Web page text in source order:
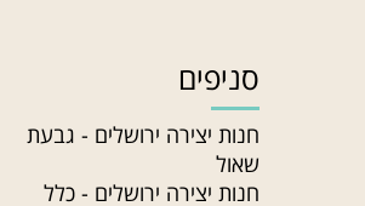
סניפים
חנות יצירה ירושלים - גבעת
שאול
חנות יצירה ירושלים - כלל